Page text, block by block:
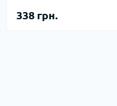
338 грн.